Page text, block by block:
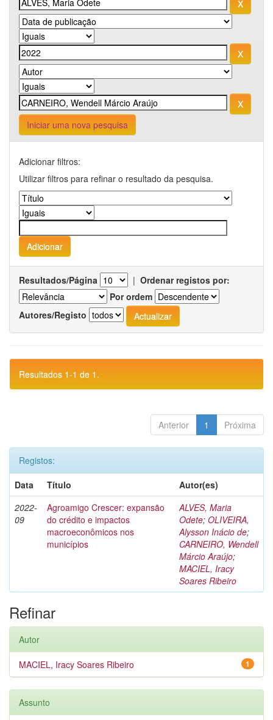
Iniciar uma nova pesquisa
Adicionar filtros:
Utilizar filtros para refinar o resultado da pesquisa.
Resultados/Página | Ordenar registos por:
Por ordem
Autores/Registo
Resultados 1-1 de 1.
Anterior 1 Próxima
Registos:
Data
Título
Autor(es)
2022-
09
Agroamigo Crescer: expansão
do crédito e impactos
macroeconômicos nos
municípios
ALVES, Maria
Odete; OLIVEIRA,
Alysson Inácio de;
CARNEIRO, Wendell
Márcio Araújo;
MACIEL, Iracy
Soares Ribeiro
Refinar
Autor
1
MACIEL, Iracy Soares Ribeiro
Assunto